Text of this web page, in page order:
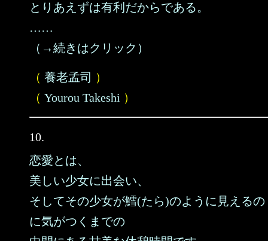
とりあえずは有利だからである。
……
（→続きはクリック）
（ 養老孟司 ）
（ Yourou Takeshi ）
10.
恋愛とは、
美しい少女に出会い、
そしてその少女が鱈(たら)のように見えるの
に気がつくまでの